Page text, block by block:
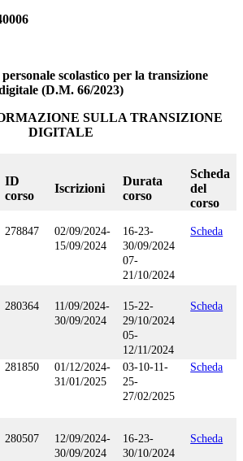
scolastico per la transizione
(D.M. 66/2023)
SULLA TRANSIZIONE
DIGITALE
ID
corso
Iscrizioni
Durata
corso
Scheda
del
corso
278847
02/09/2024-
15/09/2024
16-23-
30/09/2024
07-
21/10/2024
Scheda
280364
11/09/2024-
30/09/2024
15-22-
29/10/2024
05-
12/11/2024
Scheda
281850
01/12/2024-
31/01/2025
03-10-11-
25-
27/02/2025
Scheda
280507
12/09/2024-
30/09/2024
16-23-
30/10/2024
Scheda